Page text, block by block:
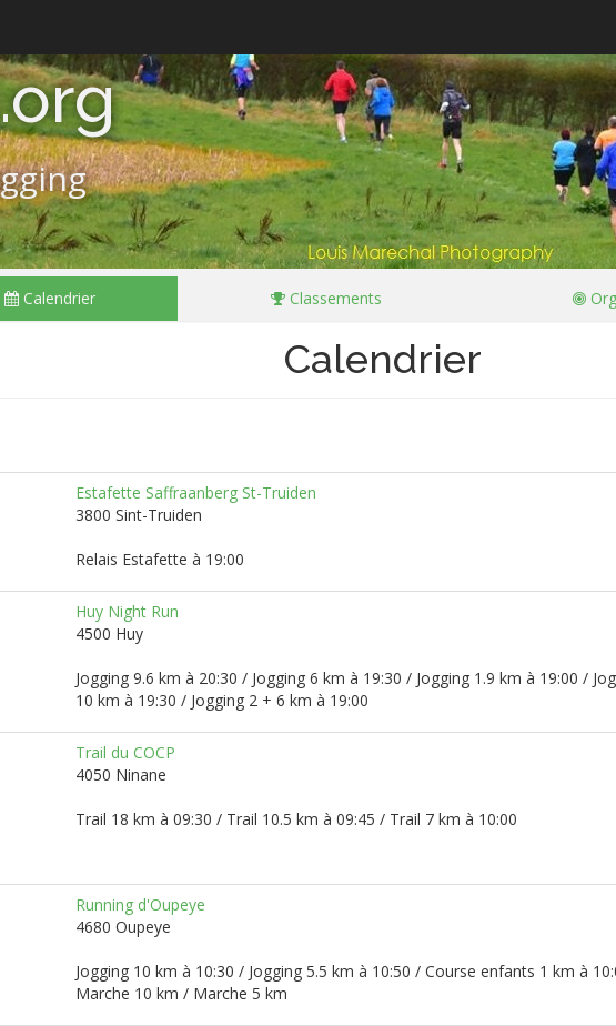
Calendrier Classements
Calendrier
Estafette Saffraanberg St-Truiden
3800 Sint-Truiden
Relais Estafette à 19:00
Huy Night Run
4500 Huy
Jogging 9.6 km à 20:30 / Jogging 6 km à 19:30 / Jogging 1.9 km à 19:00 /
10 km à 19:30 / Jogging 2 + 6 km à 19:00
Trail du COCP
4050 Ninane
Trail 18 km à 09:30 / Trail 10.5 km à 09:45 / Trail 7 km à 10:00
Running d'Oupeye
4680 Oupeye
Jogging 10 km à 10:30 / Jogging 5.5 km à 10:50 / Course enfants 1 km à
Marche 10 km / Marche 5 km